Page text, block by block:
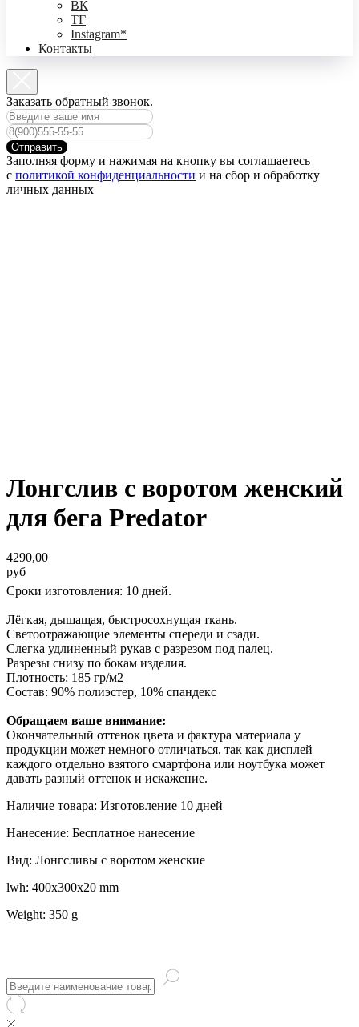
ВК
ТГ
Instagram*
Контакты
Заказать обратный звонок.
Отправить
Заполняя форму и нажимая на кнопку вы соглашаетесь
с политикой конфиденциальности и на сбор и обработку
личных данных
Лонгслив с воротом женский
для бега Predator
4290,00
руб
Сроки изготовления: 10 дней.
Лёгкая, дышащая, быстросохнущая ткань.
Светоотражающие элементы спереди и сзади.
Слегка удлиненный рукав с разрезом под палец.
Разрезы снизу по бокам изделия.
Плотность: 185 гр/м2
Состав: 90% полиэстер, 10% спандекс
Обращаем ваше внимание:
Окончательный оттенок цвета и фактура материала у
продукции может немного отличаться, так как дисплей
каждого отдельно взятого смартфона или ноутбука может
давать разный оттенок и искажение.
Наличие товара: Изготовление 10 дней
Нанесение: Бесплатное нанесение
Вид: Лонгсливы с воротом женские
lwh: 400x300x20 mm
Weight: 350 g